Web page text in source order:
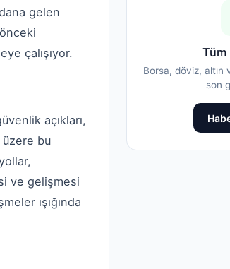
gelen
çalışıyor.
açıkları,
bu
ve gelişmesi
ışığında
Tüm
Borsa, döviz, altın
son